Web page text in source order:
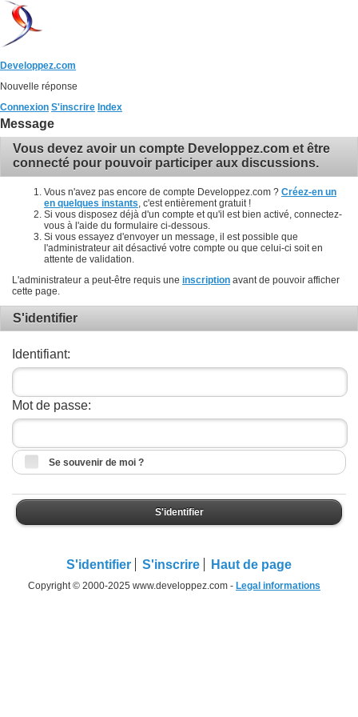
Developpez.com
Nouvelle réponse
Connexion S'inscrire Index
Message
Vous devez avoir un compte Developpez.com et être
connecté pour pouvoir participer aux discussions.
Vous n'avez pas encore de compte Developpez.com ? Créez-en un
en quelques instants , c'est entièrement gratuit !
Si vous disposez déjà d'un compte et qu'il est bien activé, connectez-
vous à l'aide du formulaire ci-dessous.
Si vous essayez d'envoyer un message, il est possible que
l'administrateur ait désactivé votre compte ou que celui-ci soit en
attente de validation.
L'administrateur a peut-être requis une inscription avant de pouvoir afficher
cette page.
S'identifier
Identifiant:
Mot de passe:
Se souvenir de moi ?
S'identifier
S'identifier S'inscrire Haut de page
Copyright © 2000-2025 www.developpez.com - Legal informations